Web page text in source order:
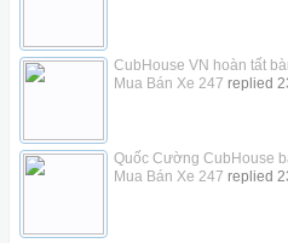
CubHouse VN hoàn tất
Mua Bán Xe 247 replied
Quốc Cường CubHouse
Mua Bán Xe 247 replied